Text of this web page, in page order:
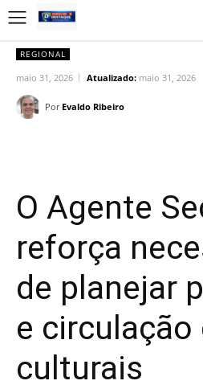
REGIONAL
maio 31, 2026 Atualizado: maio 31, 2026
Por Evaldo Ribeiro
O Agente
reforça
de planejar
e circulação
culturais